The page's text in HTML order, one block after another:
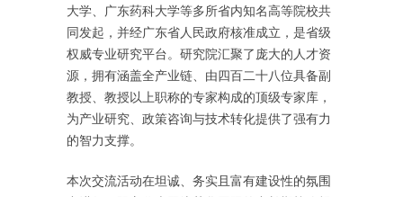
大学、广东药科大学等多所省内知名高等院校共
同发起，并经广东省人民政府核准成立，是省级
权威专业研究平台。研究院汇聚了庞大的人才资
源，拥有涵盖全产业链、由四百二十八位具备副
教授、教授以上职称的专家构成的顶级专家库，
为产业研究、政策咨询与技术转化提供了强有力
的智力支撑。
本次交流活动在坦诚、务实且富有建设性的氛围